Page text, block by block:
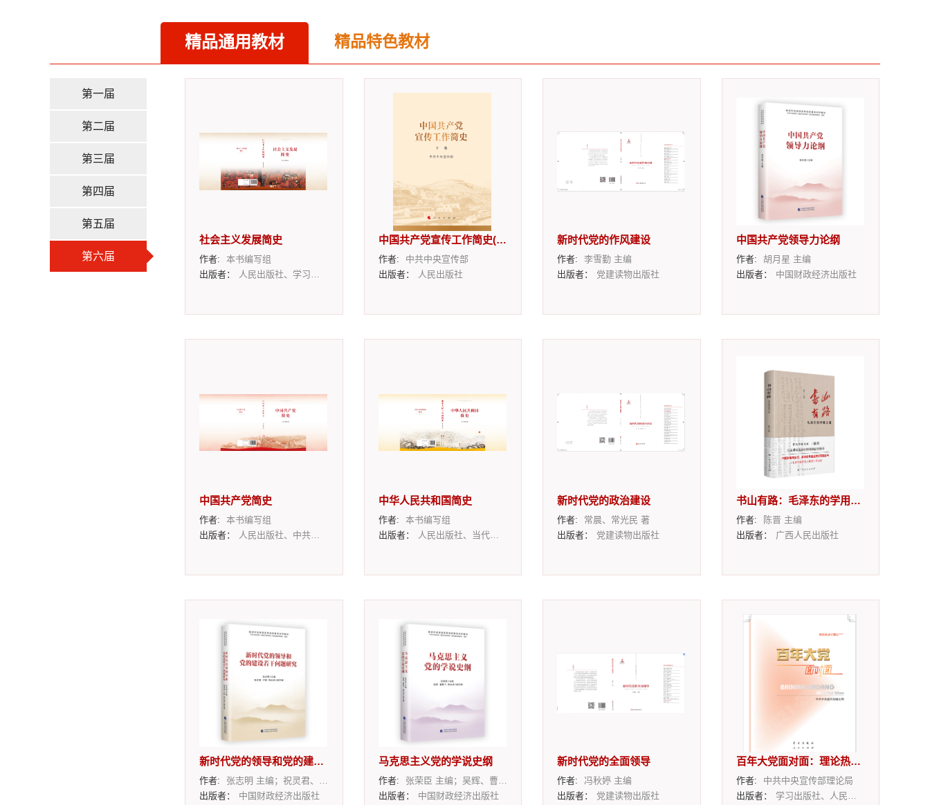
精品通用教材 精品特色教材
第一届
第二届
第三届
第四届
第五届
第六届
社会主义发展简史
作者:
本书编写组
出版者：
人民出版社、学习出版社
中国共产党宣传工作简史(下册)
作者:
中共中央宣传部
出版者：
人民出版社
新时代党的作风建设
作者:
李雪勤 主编
出版者：
党建读物出版社
中国共产党领导力论纲
作者:
胡月星 主编
出版者：
中国财政经济出版社
中国共产党简史
作者:
本书编写组
出版者：
人民出版社、中共党史出版社
中华人民共和国简史
作者:
本书编写组
出版者：
人民出版社、当代中国出版社
新时代党的政治建设
作者:
常晨、常光民 著
出版者：
党建读物出版社
书山有路：毛泽东的学用之道
作者:
陈晋 主编
出版者：
广西人民出版社
新时代党的领导和党的建设若干问题研究
作者:
张志明 主编；祝灵君、卢毅、陶元浩 副主编
出版者：
中国财政经济出版社
马克思主义党的学说史纲
作者:
张荣臣 主编；吴辉、曹鹏飞、陶元浩 副主编
出版者：
中国财政经济出版社
新时代党的全面领导
作者:
冯秋婷 主编
出版者：
党建读物出版社
百年大党面对面：理论热点面对面2022
作者:
中共中央宣传部理论局
出版者：
学习出版社、人民出版社